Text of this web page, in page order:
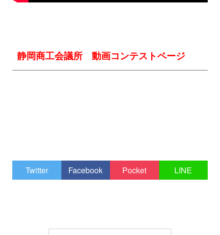
静岡商工会議所 動画コンテストページ
Twitter Facebook Pocket LINE